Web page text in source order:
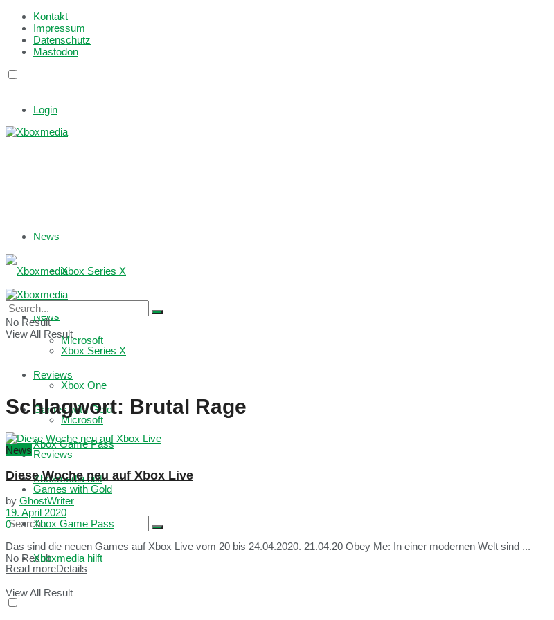
Kontakt
Impressum
Datenschutz
Mastodon
Login
News
Xbox Series X
Microsoft
Reviews
Games with Gold
Xbox Game Pass
Xboxmedia hilft
No Result
View All Result
News
Xbox Series X
Xbox One
Microsoft
Reviews
Games with Gold
Xbox Game Pass
Xboxmedia hilft
No Result
View All Result
Schlagwort: Brutal Rage
News
Diese Woche neu auf Xbox Live
by GhostWriter
19. April 2020
0
Das sind die neuen Games auf Xbox Live vom 20 bis 24.04.2020. 21.04.20 Obey Me: In einer modernen Welt sind ...
Read moreDetails